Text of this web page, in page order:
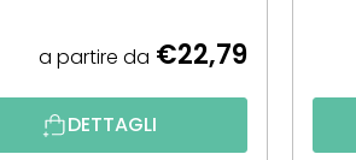
a partire da €22,79
DETTAGLI